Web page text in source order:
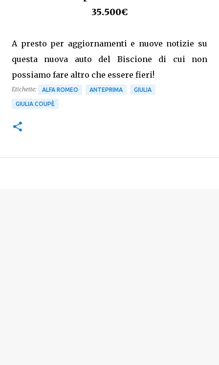
35.500€
A presto per aggiornamenti e nuove notizie su
questa nuova auto del Biscione di cui non
possiamo fare altro che essere fieri!
Etichette: ALFA ROMEO ANTEPRIMA GIULIA
GIULIA COUPÈ